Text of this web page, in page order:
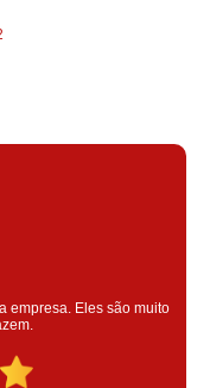
muito bom!
para o colaborador